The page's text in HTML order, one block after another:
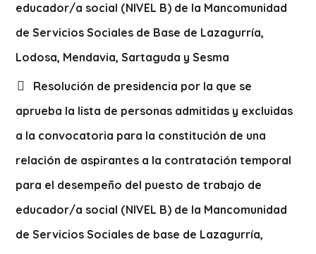
educador/a social (NIVEL B) de la Mancomunidad
de Servicios Sociales de Base de Lazagurría,
Lodosa, Mendavia, Sartaguda y Sesma
Resolución de presidencia por la que se
aprueba la lista de personas admitidas y excluidas
a la convocatoria para la constitución de una
relación de aspirantes a la contratación temporal
para el desempeño del puesto de trabajo de
educador/a social (NIVEL B) de la Mancomunidad
de Servicios Sociales de base de Lazagurría,